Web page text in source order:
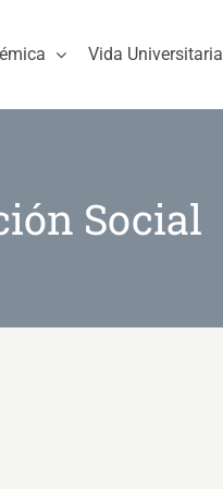
Vida Universitaria
Social